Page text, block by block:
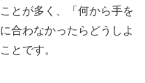
とが多く、「何から手を
合わなかったらどうしよ
とです。